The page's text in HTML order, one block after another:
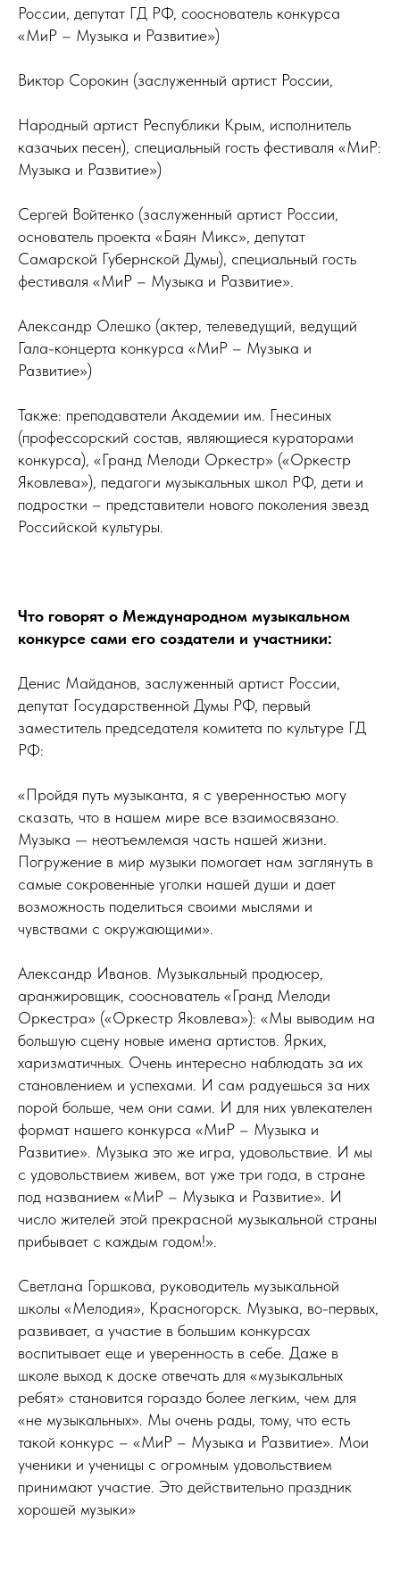
России, депутат ГД РФ, сооснователь конкурса
«МиР – Музыка и Развитие»)
Виктор Сорокин (заслуженный артист России,
Народный артист Республики Крым, исполнитель
казачьих песен), специальный гость фестиваля «МиР:
Музыка и Развитие»)
Сергей Войтенко (заслуженный артист России,
основатель проекта «Баян Микс», депутат
Самарской Губернской Думы), специальный гость
фестиваля «МиР – Музыка и Развитие».
Александр Олешко (актер, телеведущий, ведущий
Гала-концерта конкурса «МиР – Музыка и
Развитие»)
Также: преподаватели Академии им. Гнесиных
(профессорский состав, являющиеся кураторами
конкурса), «Гранд Мелоди Оркестр» («Оркестр
Яковлева»), педагоги музыкальных школ РФ, дети и
подростки – представители нового поколения звезд
Российской культуры.
Что говорят о Международном музыкальном
конкурсе сами его создатели и участники:
Денис Майданов, заслуженный артист России,
депутат Государственной Думы РФ, первый
заместитель председателя комитета по культуре ГД
РФ:
«Пройдя путь музыканта, я с уверенностью могу
сказать, что в нашем мире все взаимосвязано.
Музыка — неотъемлемая часть нашей жизни.
Погружение в мир музыки помогает нам заглянуть в
самые сокровенные уголки нашей души и дает
возможность поделиться своими мыслями и
чувствами с окружающими».
Александр Иванов. Музыкальный продюсер,
аранжировщик, сооснователь «Гранд Мелоди
Оркестра» («Оркестр Яковлева»): «Мы выводим на
большую сцену новые имена артистов. Ярких,
харизматичных. Очень интересно наблюдать за их
становлением и успехами. И сам радуешься за них
порой больше, чем они сами. И для них увлекателен
формат нашего конкурса «МиР – Музыка и
Развитие». Музыка это же игра, удовольствие. И мы
с удовольствием живем, вот уже три года, в стране
под названием «МиР – Музыка и Развитие». И
число жителей этой прекрасной музыкальной страны
прибывает с каждым годом!».
Светлана Горшкова, руководитель музыкальной
школы «Мелодия», Красногорск. Музыка, во-первых,
развивает, а участие в большим конкурсах
воспитывает еще и уверенность в себе. Даже в
школе выход к доске отвечать для «музыкальных
ребят» становится гораздо более легким, чем для
«не музыкальных». Мы очень рады, тому, что есть
такой конкурс – «МиР – Музыка и Развитие». Мои
ученики и ученицы с огромным удовольствием
принимают участие. Это действительно праздник
хорошей музыки»